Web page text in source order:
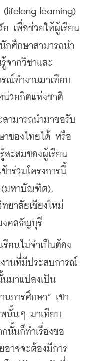
(lifelong learning)
เพื่อช่วยให้ผู้เรียน
กศึกษาสามารถนำ
จากวิชาและ
ณ์ทำงานมาเทียบ
น่วยกิตแห่งชาติ
มารถนำมาขอรับ
ของไทยได้ หรือ
สะสมของผู้เรียน
าร่วมโครงการนี้
(มหาบัณฑิต),
ยาลัยเชียงใหม่
งคลธัญบุรี
ยนไม่จำเป็นต้อง
านที่มีประสบการณ์
นมาแปลงเป็น
นการศึกษา” เขา
พนั้นๆ มาเทียบ
นั้นก็ทำเรื่องขอ
าจจะต้องมีการ